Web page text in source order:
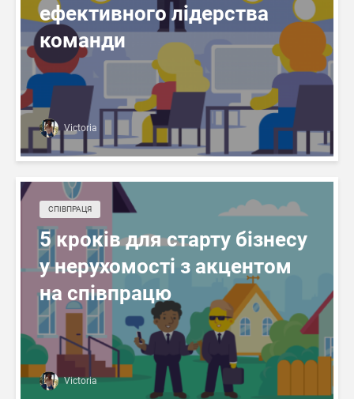
ефективного лідерства
команди
Victoria
СПІВПРАЦЯ
5 кроків для старту бізнесу
у нерухомості з акцентом
на співпрацю
Victoria